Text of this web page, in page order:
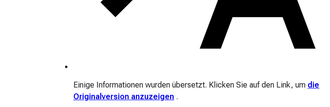
Einige Informationen wurden übersetzt. Klicken Sie auf den Link, um die
Originalversion anzuzeigen .